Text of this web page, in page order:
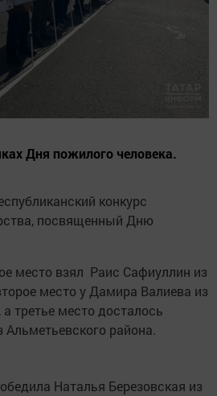
Дня пожилого человека.
конкурс
посвященный Дню
место взял Раис Сафиуллин из
место у Дамира Валиева из
третье место досталось
района.
Наталья Березовская из